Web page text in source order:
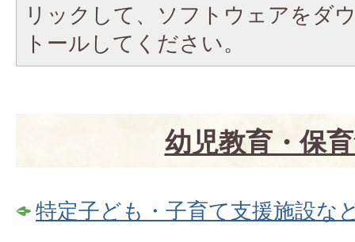
リックして、ソフトウェアをダ
トールしてください。
幼児教育・保
特定子ども・子育て支援施設な